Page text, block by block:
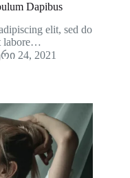
Dapibus
elit, sed do
labore…
24, 2021